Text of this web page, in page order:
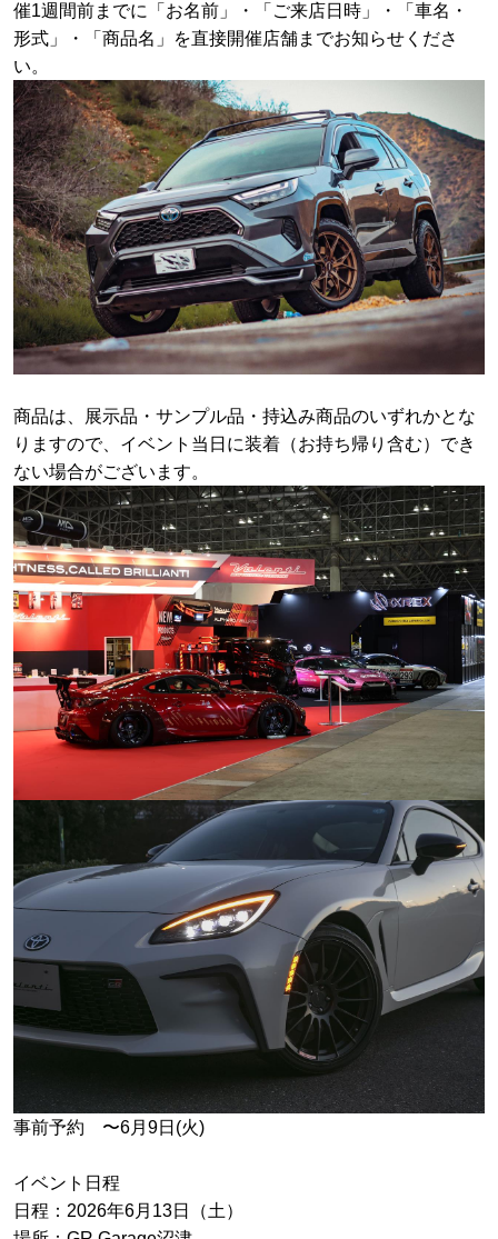
催1週間前までに「お名前」・「ご来店日時」・「車名・
形式」・「商品名」を直接開催店舗までお知らせくださ
い。
商品は、展示品・サンプル品・持込み商品のいずれかとな
りますので、イベント当日に装着（お持ち帰り含む）でき
ない場合がございます。
事前予約 〜6月9日(火)
イベント日程
日程：2026年6月13日（土）